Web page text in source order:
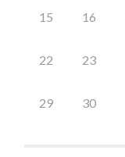
15 16
22 23
29 30